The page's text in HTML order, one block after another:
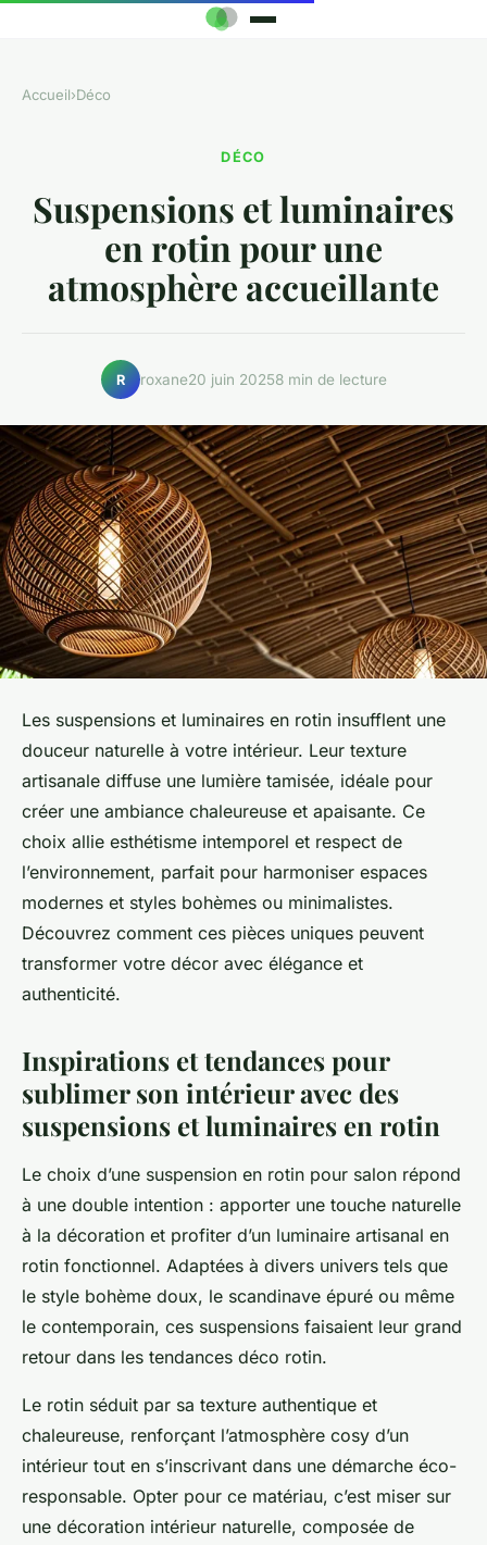
Accueil›Déco
DÉCO
Suspensions et luminaires
en rotin pour une
atmosphère accueillante
R roxane20 juin 20258 min de lecture
Les suspensions et luminaires en rotin insufflent une
douceur naturelle à votre intérieur. Leur texture
artisanale diffuse une lumière tamisée, idéale pour
créer une ambiance chaleureuse et apaisante. Ce
choix allie esthétisme intemporel et respect de
l’environnement, parfait pour harmoniser espaces
modernes et styles bohèmes ou minimalistes.
Découvrez comment ces pièces uniques peuvent
transformer votre décor avec élégance et
authenticité.
Inspirations et tendances pour
sublimer son intérieur avec des
suspensions et luminaires en rotin
Le choix d’une suspension en rotin pour salon répond
à une double intention : apporter une touche naturelle
à la décoration et profiter d’un luminaire artisanal en
rotin fonctionnel. Adaptées à divers univers tels que
le style bohème doux, le scandinave épuré ou même
le contemporain, ces suspensions faisaient leur grand
retour dans les tendances déco rotin.
Le rotin séduit par sa texture authentique et
chaleureuse, renforçant l’atmosphère cosy d’un
intérieur tout en s’inscrivant dans une démarche éco-
responsable. Opter pour ce matériau, c’est miser sur
une décoration intérieur naturelle, composée de